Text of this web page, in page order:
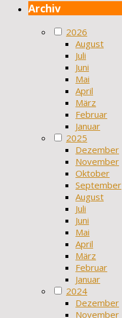
Archiv
2026
August
Juli
Juni
Mai
April
März
Februar
Januar
2025
Dezember
November
Oktober
September
August
Juli
Juni
Mai
April
März
Februar
Januar
2024
Dezember
November